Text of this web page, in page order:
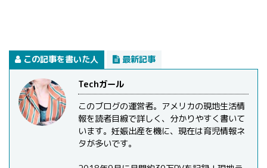
この記事を書いた人 最新記事
Techガール
このブログの運営者。アメリカの現地生活情
報を読者目線で詳しく、分かりやすく書いて
います。妊娠出産を機に、現在は育児情報ネ
タが多いです。